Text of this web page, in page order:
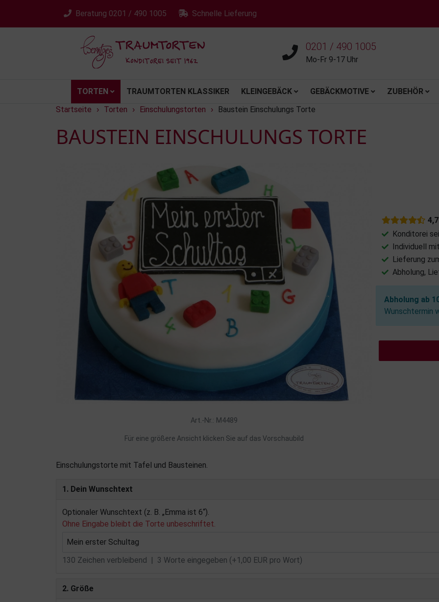
Beratung 0201 / 490 1005 Schnelle Lieferung
0201 / 490 1005
Mo-Fr 9-17 Uhr
TORTEN TRAUMTORTEN KLASSIKER KLEINGEBÄCK GEBÄCKMOTIVE
ZUBEHÖR
Startseite
› Torten › Einschulungstorten › Baustein Einschulungs Torte
BAUSTEIN EINSCHULUNGS TORTE
Art.-Nr.: M4489
Für eine größere Ansicht klicken Sie auf das Vorschaubild
Konditorei
Individuell
Lieferung
Abholung,
Abholung ab
Wunschtermin
Einschulungstorte mit Tafel und Bausteinen.
1. Dein Wunschtext
Optionaler Wunschtext (z. B. „Emma ist 6“).
Ohne Eingabe bleibt die Torte unbeschriftet.
130 Zeichen verbleibend | 3 Worte eingegeben (+1,00 EUR pro Wort)
2. Größe